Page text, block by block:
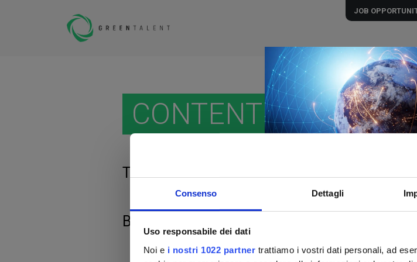
Consenso Dettagli
Uso responsabile dei dati
Noi e i nostri 1022 partner trattiamo i vostri dati personali, ad
JOB
CONTENT NOT
This content is no longer available.
Browse the